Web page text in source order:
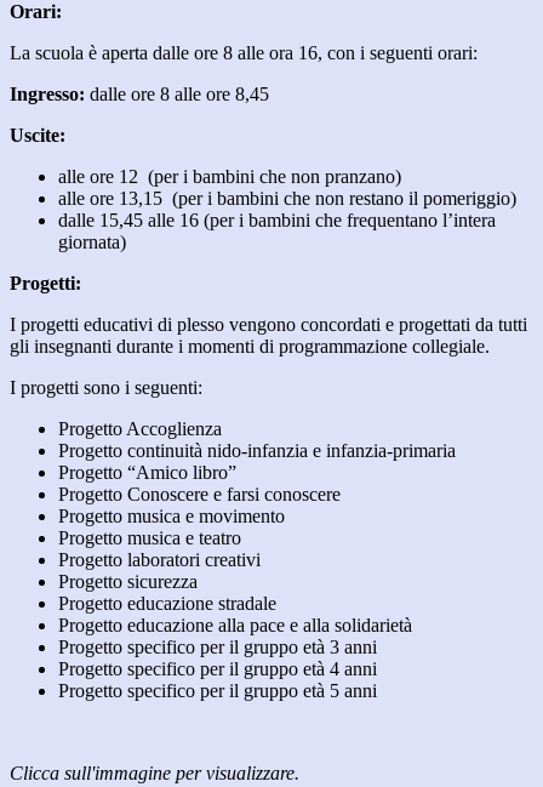
Orari:
La scuola è aperta dalle ore 8 alle ora 16, con i seguenti orari:
Ingresso: dalle ore 8 alle ore 8,45
Uscite:
alle ore 12 (per i bambini che non pranzano)
alle ore 13,15 (per i bambini che non restano il pomeriggio)
dalle 15,45 alle 16 (per i bambini che frequentano l’intera
giornata)
Progetti:
I progetti educativi di plesso vengono concordati e progettati da tutti
gli insegnanti durante i momenti di programmazione collegiale.
I progetti sono i seguenti:
Progetto Accoglienza
Progetto continuità nido-infanzia e infanzia-primaria
Progetto “Amico libro”
Progetto Conoscere e farsi conoscere
Progetto musica e movimento
Progetto musica e teatro
Progetto laboratori creativi
Progetto sicurezza
Progetto educazione stradale
Progetto educazione alla pace e alla solidarietà
Progetto specifico per il gruppo età 3 anni
Progetto specifico per il gruppo età 4 anni
Progetto specifico per il gruppo età 5 anni
Clicca sull'immagine per visualizzare.